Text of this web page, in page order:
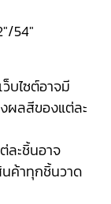
54"
ไซต์อาจมี
ผลสีของแต่ละ
ชิ้นอาจ
ค้าทุกชิ้นวาด